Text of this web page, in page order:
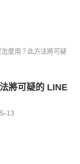
麼用？此方法將可疑
將可疑的 LINE
13